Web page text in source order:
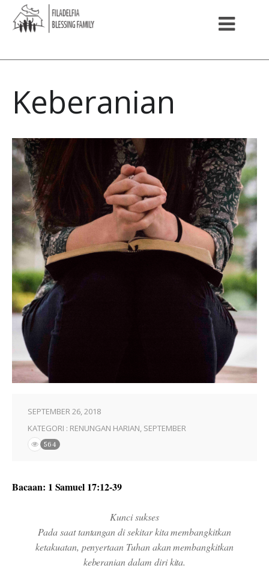
Keberanian
SEPTEMBER 26, 2018
KATEGORI : RENUNGAN HARIAN, SEPTEMBER
564
Bacaan: 1 Samuel 17:12-39
Kunci sukses
Pada saat tantangan di sekitar kita membangkitkan
ketakuatan, penyertaan Tuhan akan membangkitkan
keberanian dalam diri kita.